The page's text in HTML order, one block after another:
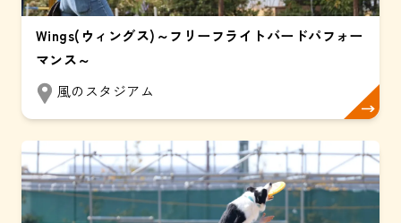
Wings(ウィングス)～フリーフライトバードパフォー
マンス～
風のスタジアム